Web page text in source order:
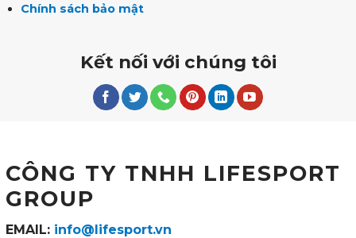
Chính sách bảo mật
Kết nối với chúng tôi
CÔNG TY TNHH LIFESPORT
GROUP
EMAIL: info@lifesport.vn